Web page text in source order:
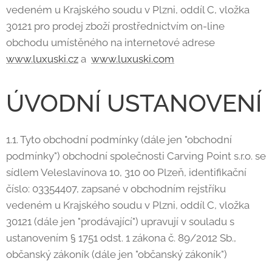
vedeném u Krajského soudu v Plzni, oddíl C, vložka
30121 pro prodej zboží prostřednictvím on-line
obchodu umístěného na internetové adrese
www.luxuski.cz a www.luxuski.com
ÚVODNÍ USTANOVENÍ
1.1. Tyto obchodní podmínky (dále jen "obchodní
podmínky") obchodní společnosti Carving Point s.r.o. se
sídlem Veleslavínova 10, 310 00 Plzeň, identifikační
číslo: 03354407, zapsané v obchodním rejstříku
vedeném u Krajského soudu v Plzni, oddíl C, vložka
30121 (dále jen "prodávající") upravují v souladu s
ustanovením § 1751 odst. 1 zákona č. 89/2012 Sb.,
občanský zákoník (dále jen "občanský zákoník")